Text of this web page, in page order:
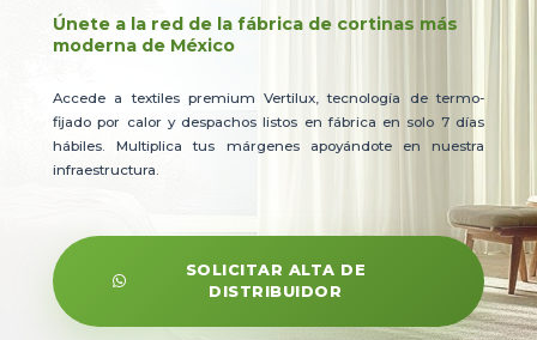
Únete a la red de la fábrica de cortinas más
moderna de México
Accede a textiles premium Vertilux, tecnología de termo-
fijado por calor y despachos listos en fábrica en solo 7 días
hábiles. Multiplica tus márgenes apoyándote en nuestra
infraestructura.
SOLICITAR ALTA DE
DISTRIBUIDOR